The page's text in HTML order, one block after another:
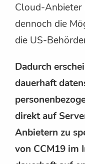
Cloud-Anbieter
dennoch die
die US-
Dadurch
dauerhaft
direkt auf
Anbietern zu
von CCM19 im